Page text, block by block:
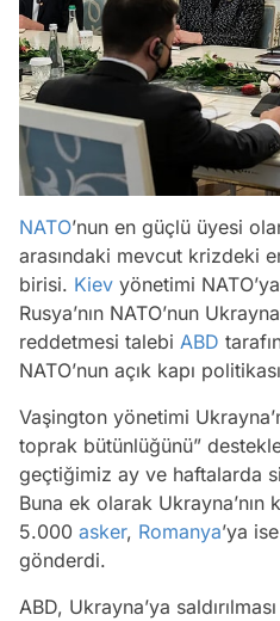
NATO’nun en güçlü üyesi
arasındaki mevcut krizdeki
birisi. Kiev yönetimi
Rusya’nın NATO’nun
reddetmesi talebi ABD
NATO’nun açık kapı
Vaşington yönetimi
toprak bütünlüğünü”
geçtiğimiz ay ve haftalarda
Buna ek olarak Ukrayna’nın
5.000 asker, Romanya’ya
gönderdi.
ABD, Ukrayna’ya